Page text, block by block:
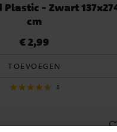
- Zwart
cm
Prijs:€ 2,99
€ 2,99
TOEVOEGEN
8